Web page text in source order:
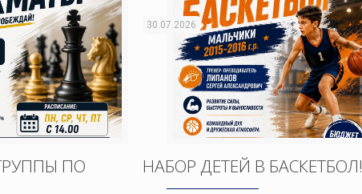
ПО
30.07.2026
НАБОР ДЕТЕЙ В БАСКЕТБОЛ!